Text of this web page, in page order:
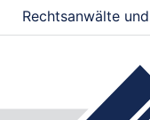
Rechtsanwälte